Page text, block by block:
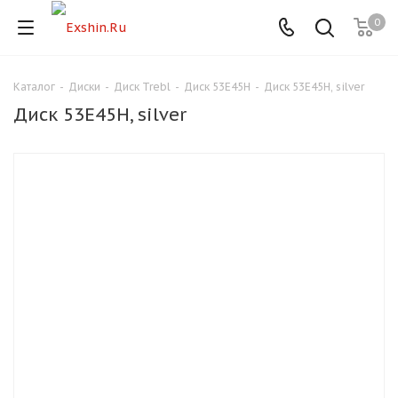
0
Каталог - Диски - Диск Trebl - Диск 53E45H - Диск 53E45H, silver
Диск 53E45H, silver
Для клиентов всех банков